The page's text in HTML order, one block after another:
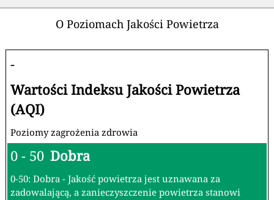
O Poziomach Jakości Powietrza
-
Wartości Indeksu Jakości Powietrza
(AQI)
Poziomy zagrożenia zdrowia
0 - 50 Dobra
0-50: Dobra - Jakość powietrza jest uznawana za
zadowalającą, a zanieczyszczenie powietrza stanowi